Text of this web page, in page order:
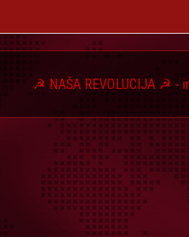
NAŠA REVOLUCIJA ☭ - internet